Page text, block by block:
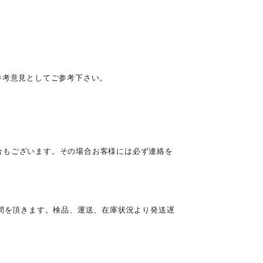
意見としてご参考下さい。
ございます。その場合お客様には必ず連絡を
頂きます。検品、運送、在庫状況より発送遅